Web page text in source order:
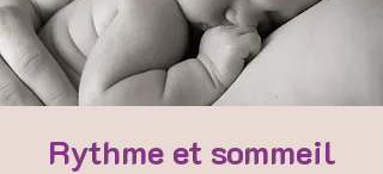
Rythme et sommeil